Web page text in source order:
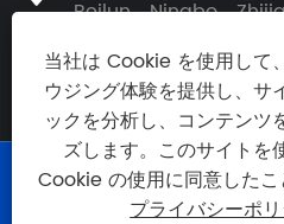
Beilun、Ningbo、
Copyright©2025
Technology Co.、Ltd。
当社は Cookie を使用して
ウジング体験を提供し、サ
ックを分析し、コンテンツ
ズします。このサイトを
Cookie の使用に同意したこ
プライバシーポ